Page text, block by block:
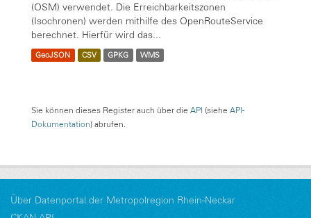
(OSM) verwendet. Die Erreichbarkeitszonen
(Isochronen) werden mithilfe des OpenRouteService
berechnet. Hierfür wird das...
GeoJSON CSV GPKG WMS
Sie können dieses Register auch über die API (siehe API-
Dokumentation) abrufen.
Über Datenportal der Metropolregion Rhein-Neckar